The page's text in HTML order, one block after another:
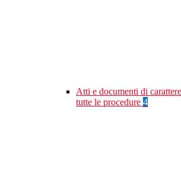
Atti e documenti di
tutte le procedure 4